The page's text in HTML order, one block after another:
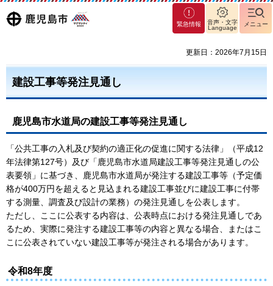
鹿児島
マグ
マシ
島市
緊急情報
音声・文字
Language
メニュー
更新日：2026年7月15日
建設工事等発注見通し
鹿児島市水道局の建設工事等発注見通し
「公共工事の入札及び契約の適正化の促進に関する法律」（平成12
年法律第127号）及び「鹿児島市水道局建設工事等発注見通しの公
表要領」に基づき、鹿児島市水道局が発注する建設工事等（予定価
格が400万円を超えると見込まれる建設工事並びに建設工事に付帯
する測量、調査及び設計の業務）の発注見通しを公表します。
ただし、ここに公表する内容は、公表時点における発注見通しであ
るため、実際に発注する建設工事等の内容と異なる場合、またはこ
こに公表されていない建設工事等が発注される場合があります。
令和8年度